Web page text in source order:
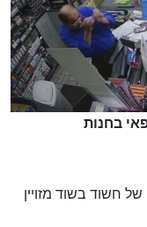
בחנות
חשוד בשוד מזויין